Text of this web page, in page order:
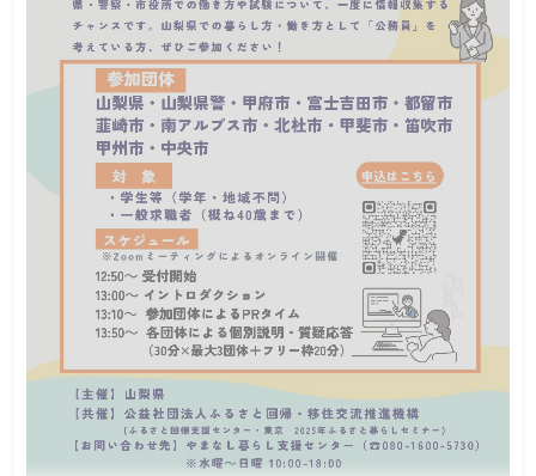
ー
Zoomを使用したオンライン業務説明会を開催します。 説明会は2
部制になっています。 1部は業務説明・福利厚生等の共通内容、
2部は職員体験談・質疑応答となっています。 2部のみの参加、複
数回の参加、保護者の方のみの参加もできますので、 興味がある
分野があれば、ぜひ申込みをお願いします。 【カメラ・マイクは
オフでOK！質疑応答はチャット形式です！お気軽にご参加くださ